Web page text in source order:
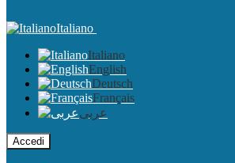
Italiano
Italiano
English
Deutsch
Français
عربى
Accedi